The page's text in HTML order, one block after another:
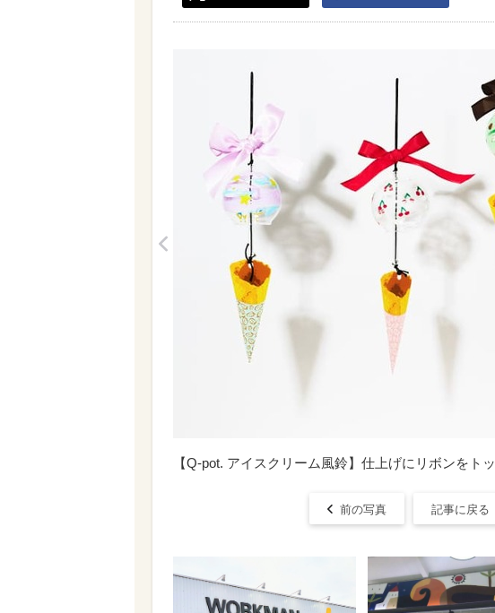
【Q-pot. アイスクリーム風鈴】仕上げにリボンをト
前の写真 記事に戻る